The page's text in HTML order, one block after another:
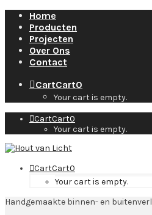
Home
Producten
Projecten
Over Ons
Contact
CartCart0
Your cart is empty.
CartCart0
Your cart is empty.
CartCart0
Your cart is empty.
Handgemaakte binnen- en